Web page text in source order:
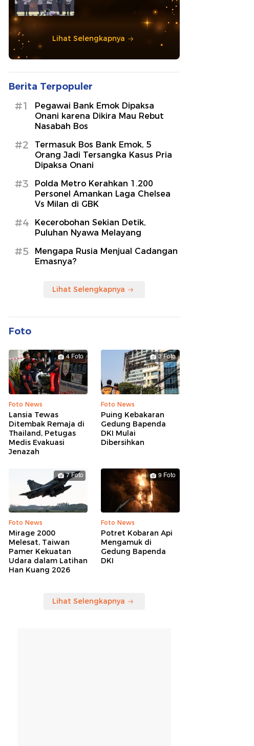
Lihat Selengkapnya
Berita Terpopuler
#1
Pegawai Bank Emok Dipaksa
Onani karena Dikira Mau Rebut
Nasabah Bos
#2
Termasuk Bos Bank Emok, 5
Orang Jadi Tersangka Kasus Pria
Dipaksa Onani
#3
Polda Metro Kerahkan 1.200
Personel Amankan Laga Chelsea
Vs Milan di GBK
#4
Kecerobohan Sekian Detik,
Puluhan Nyawa Melayang
#5
Mengapa Rusia Menjual Cadangan
Emasnya?
Lihat Selengkapnya
Foto
4 Foto
Foto News
Lansia Tewas
Ditembak Remaja di
Thailand, Petugas
Medis Evakuasi
Jenazah
3 Foto
Foto News
Puing Kebakaran
Gedung Bapenda
DKI Mulai
Dibersihkan
7 Foto
Foto News
Mirage 2000
Melesat, Taiwan
Pamer Kekuatan
Udara dalam Latihan
Han Kuang 2026
9 Foto
Foto News
Potret Kobaran Api
Mengamuk di
Gedung Bapenda
DKI
Lihat Selengkapnya